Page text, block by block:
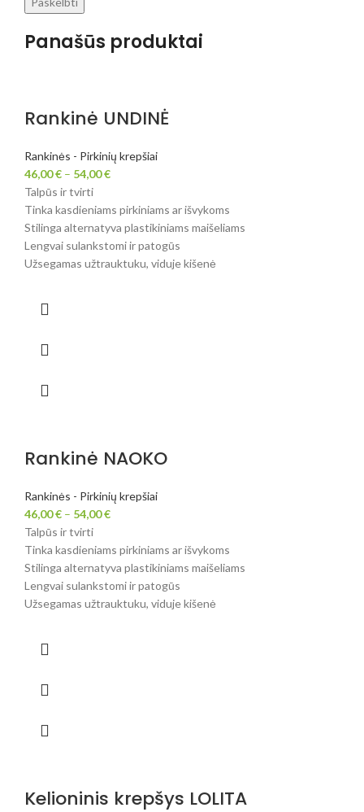
Panašūs produktai
Rankinė UNDINĖ
Rankinės - Pirkinių krepšiai
46,00€ – 54,00€
Talpūs ir tvirti
Tinka kasdieniams pirkiniams ar išvykoms
Stilinga alternatyva plastikiniams maišeliams
Lengvai sulankstomi ir patogūs
Užsegamas užtrauktuku, viduje kišenė
Rankinė NAOKO
Rankinės - Pirkinių krepšiai
46,00€ – 54,00€
Talpūs ir tvirti
Tinka kasdieniams pirkiniams ar išvykoms
Stilinga alternatyva plastikiniams maišeliams
Lengvai sulankstomi ir patogūs
Užsegamas užtrauktuku, viduje kišenė
Kelioninis krepšys LOLITA